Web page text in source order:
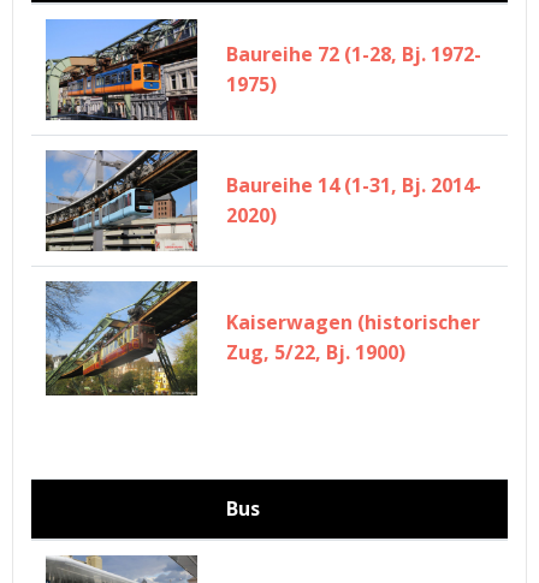
Baureihe 72 (1-28, Bj. 1972-
1975)
Baureihe 14 (1-31, Bj. 2014-
2020)
Kaiserwagen (historischer
Zug, 5/22, Bj. 1900)
Bus